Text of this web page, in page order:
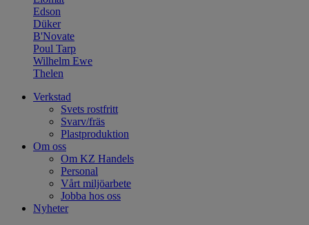
Edson
Düker
B'Novate
Poul Tarp
Wilhelm Ewe
Thelen
Verkstad
Svets rostfritt
Svarv/fräs
Plastproduktion
Om oss
Om KZ Handels
Personal
Vårt miljöarbete
Jobba hos oss
Nyheter